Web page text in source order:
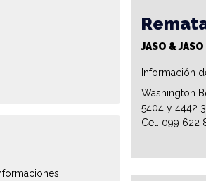
JASO & JASO
Información
Washington
5404 y 4442
Cel. 099 622